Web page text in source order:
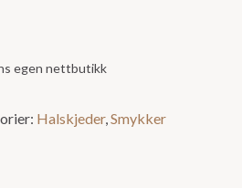
egen nettbutikk
Halskjeder,Smykker